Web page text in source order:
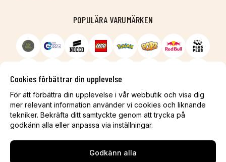
Cookies förbättrar din upplevelse
För att förbättra din upplevelse i vår webbutik och visa dig
mer relevant information använder vi cookies och liknande
tekniker. Bekräfta ditt samtyckte genom att trycka på
godkänn alla eller anpassa via inställningar.
Godkänn alla
POPULÄRA VARUMÄRKEN